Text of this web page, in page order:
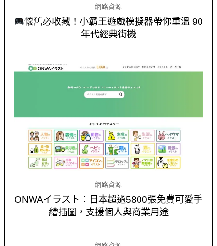
網路資源
懷舊必收藏！小霸王遊戲模擬器帶你重溫 90
年代經典街機
網路資源
ONWAイラスト：日本超過5800張免費可愛手
繪插圖，支援個人與商業用途